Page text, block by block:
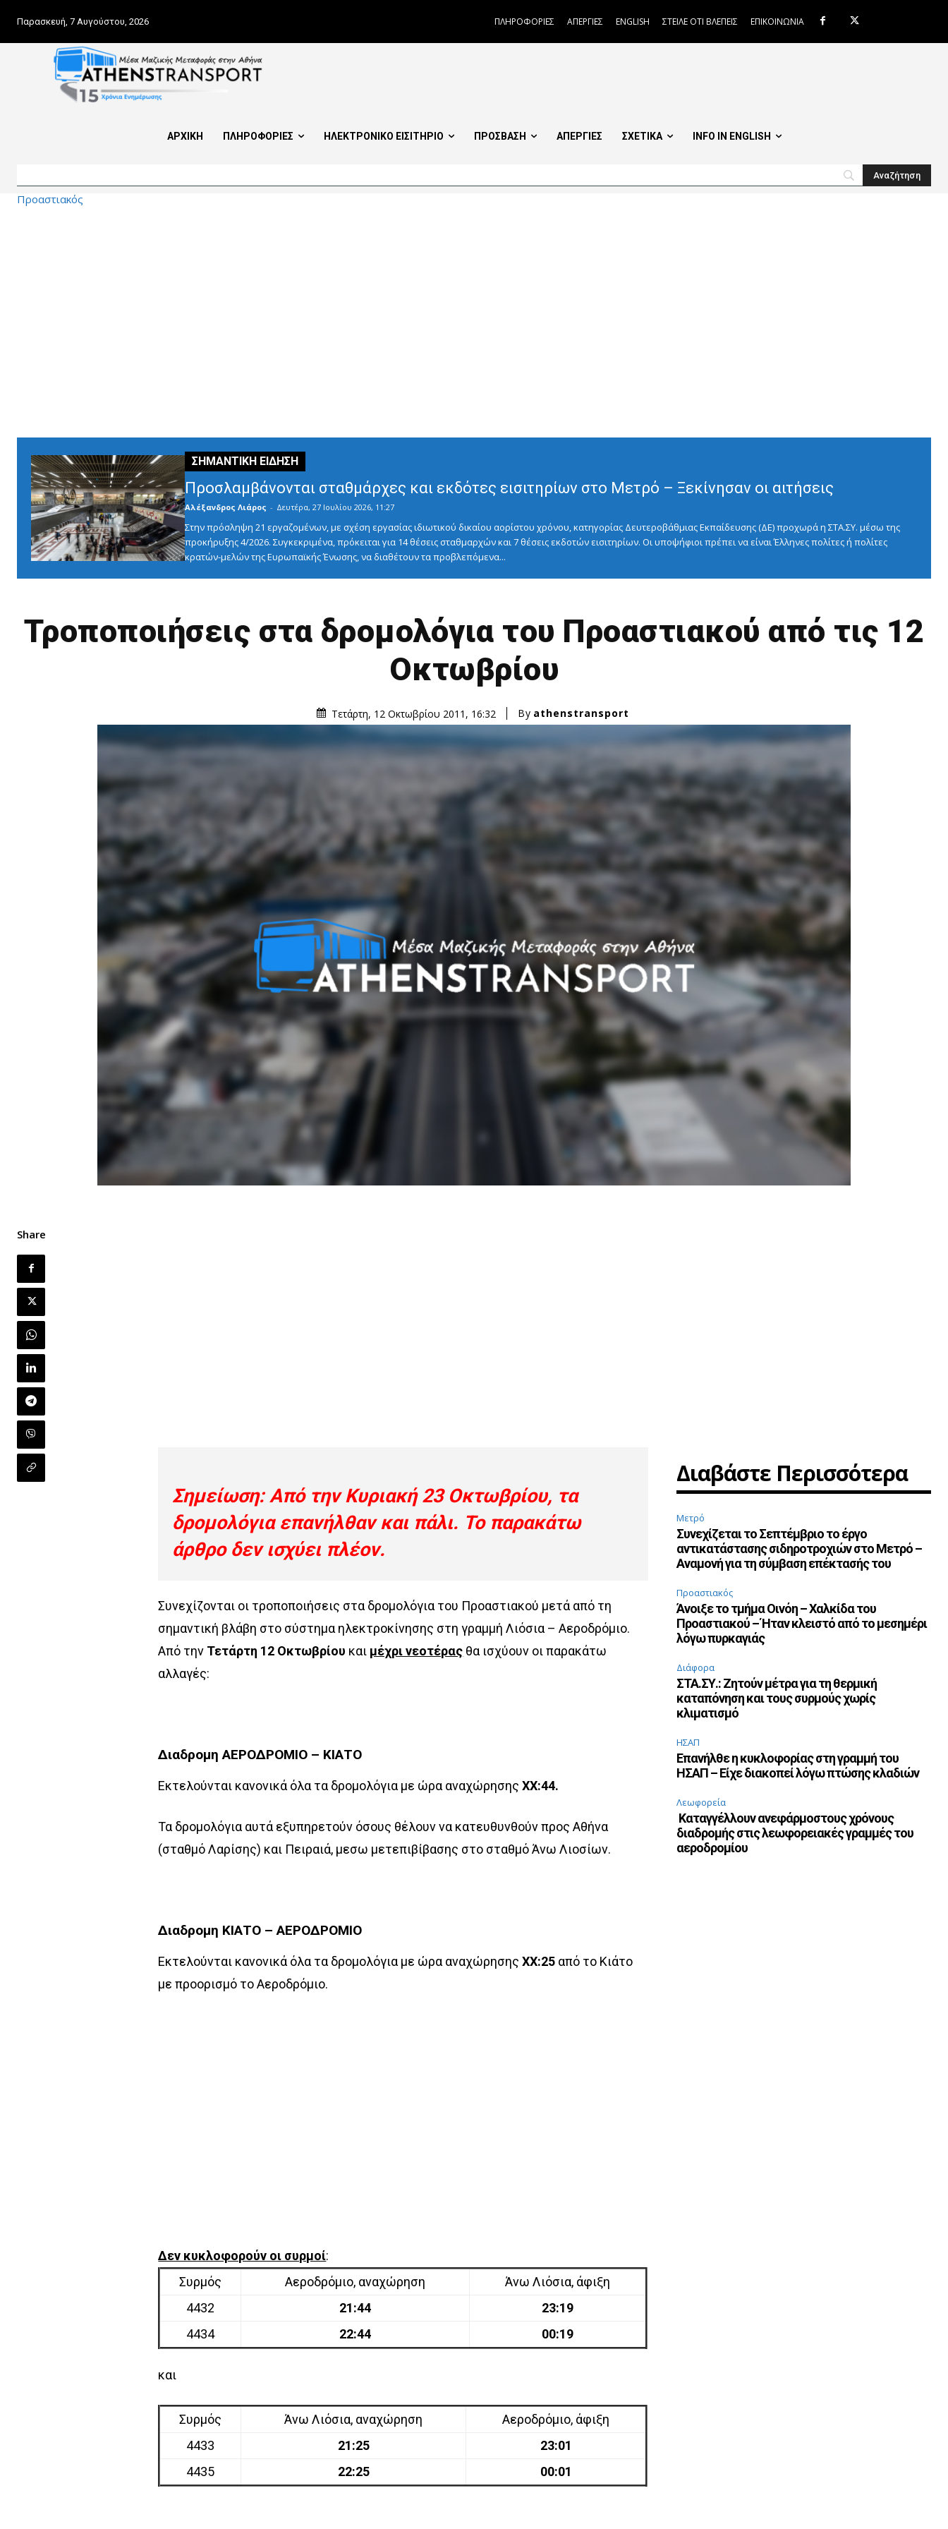
Παρασκευή, 7 Αυγούστου, 2026 ΠΛΗΡΟΦΟΡΙΕΣ ΑΠΕΡΓΙΕΣ ENGLISH ΣΤΕΙΛΕ ΟΤΙ ΒΛΕΠΕΙΣ ΕΠΙΚΟΙΝΩΝΙΑ
ΑΡΧΙΚΗ ΠΛΗΡΟΦΟΡΙΕΣ ΗΛΕΚΤΡΟΝΙΚΟ ΕΙΣΙΤΗΡΙΟ ΠΡΟΣΒΑΣΗ ΑΠΕΡΓΙΕΣ ΣΧΕΤΙΚΑ INFO IN ENGLISH
Προαστιακός
Προσλαμβάνονται σταθμάρχες και εκδότες εισιτηρίων στο Μετρό – Ξεκίνησαν οι αιτήσεις
Αλέξανδρος Λιάρος - Δευτέρα, 27 Ιουλίου 2026, 11:27
Στην πρόσληψη 21 εργαζομένων, με σχέση εργασίας ιδιωτικού δικαίου αορίστου χρόνου, κατηγορίας Δευτεροβάθμιας Εκπαίδευσης (ΔΕ) προχωρά η ΣΤΑ.ΣΥ. μέσω της
προκήρυξης 4/2026. Συγκεκριμένα, πρόκειται για 14 θέσεις σταθμαρχών και 7 θέσεις εκδοτών εισιτηρίων. Οι υποψήφιοι πρέπει να είναι Έλληνες πολίτες ή πολίτες
κρατών-μελών της Ευρωπαϊκής Ένωσης, να διαθέτουν τα προβλεπόμενα...
Τροποποιήσεις στα δρομολόγια του Προαστιακού από τις 12
Οκτωβρίου
Τετάρτη, 12 Οκτωβρίου 2011, 16:32 By athenstransport
Share
Σημείωση: Από την Κυριακή 23 Οκτωβρίου, τα
δρομολόγια επανήλθανκαι πάλι. Το παρακάτω
άρθρο δεν ισχύει πλέον.
Συνεχίζονται οι τροποποιήσεις στα δρομολόγια του Προαστιακού μετά από τη
σημαντική βλάβη στο σύστημα ηλεκτροκίνησης στη γραμμή Λιόσια – Αεροδρόμιο.
Από την Τετάρτη 12 Οκτωβρίου και μέχρι νεοτέρας θα ισχύουν οι παρακάτω
αλλαγές:
Διαδρομη ΑΕΡΟΔΡΟΜΙΟ – ΚΙΑΤΟ
Εκτελούνται κανονικά όλα τα δρομολόγια με ώρα αναχώρησης ΧΧ:44.
Τα δρομολόγια αυτά εξυπηρετούν όσους θέλουν να κατευθυνθούν προς Αθήνα
(σταθμό Λαρίσης) και Πειραιά, μεσω μετεπιβίβασης στο σταθμό Άνω Λιοσίων.
Διαδρομη ΚΙΑΤΟ – ΑΕΡΟΔΡΟΜΙΟ
Εκτελούνται κανονικά όλα τα δρομολόγια με ώρα αναχώρησης ΧΧ:25 από το Κιάτο
με προορισμό το Αεροδρόμιο.
Δεν κυκλοφορούν οι συρμοί:
Συρμός
Αεροδρόμιο, αναχώρηση
Άνω Λιόσια, άφιξη
4432
21:44
23:19
4434
22:44 00:19
και
Συρμός Άνω Λιόσια, αναχώρηση
Αεροδρόμιο, άφιξη
4433
21:25
23:01
4435
22:25 00:01
Διαβάστε Περισσότερα
Μετρό
Συνεχίζεται το Σεπτέμβριο το έργο
αντικατάστασης σιδηροτροχιών στο Μετρό –
Αναμονή για τη σύμβαση επέκτασής του
Προαστιακός
Άνοιξε το τμήμα Οινόη – Χαλκίδα του
Προαστιακού – Ήταν κλειστό από το μεσημέρι
λόγω πυρκαγιάς
Διάφορα
ΣΤΑ.ΣΥ.: Ζητούν μέτρα για τη θερμική
καταπόνηση και τους συρμούς χωρίς
κλιματισμό
ΗΣΑΠ
Επανήλθε η κυκλοφορίας στη γραμμή του
ΗΣΑΠ – Είχε διακοπεί λόγω πτώσης κλαδιών
Λεωφορεία
Καταγγέλλουν ανεφάρμοστους χρόνους
διαδρομής στις λεωφορειακές γραμμές του
αεροδρομίου